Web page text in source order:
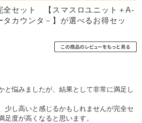
全セット 【スマスロユニット＋A-
タカウンタ－】が選べるお得セッ
と悩みましたが、結果として非常に満足し
少し高いと感じるかもしれませんが完全セ
足度が高くなると思います。